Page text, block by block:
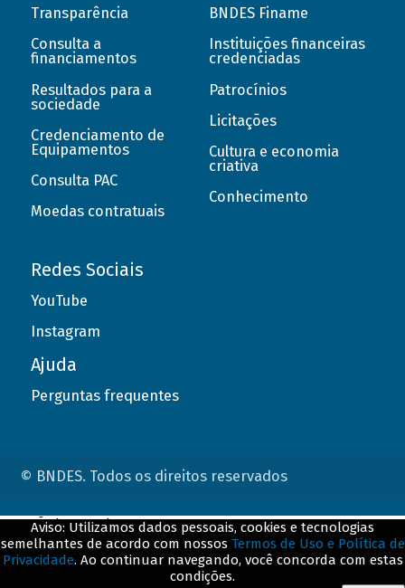
Transparência
Consulta a
financiamentos
Resultados para a
sociedade
Credenciamento de
Equipamentos
Consulta PAC
Moedas contratuais
BNDES Finame
Instituições financeiras
credenciadas
Patrocínios
Licitações
Cultura e economia
criativa
Conhecimento
Redes Sociais
YouTube
Instagram
Ajuda
Perguntas frequentes
© BNDES. Todos os direitos reservados
Aviso: Utilizamos dados pessoais, cookies e tecnologias
semelhantes de acordo com nossos Termos de Uso e Política de
Privacidade. Ao continuar navegando, você concorda com estas
condições.
ConteÃºdo complementar
${title}${badge}